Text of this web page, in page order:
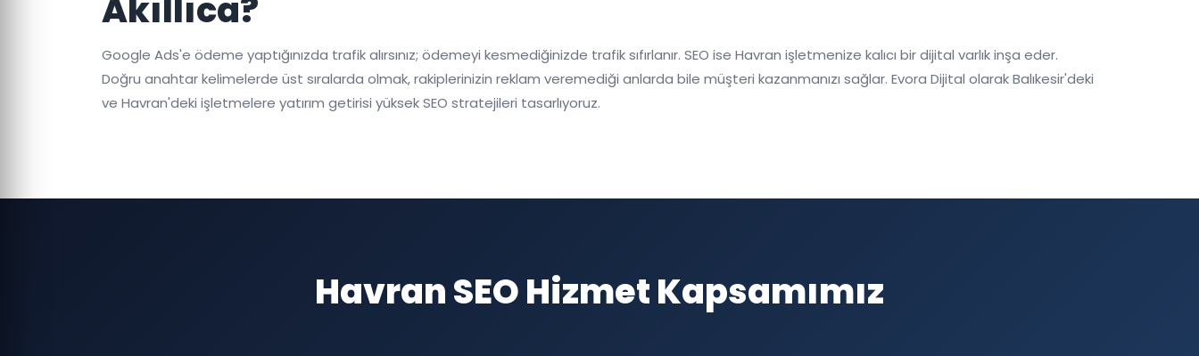
Akıllıca?
Google Ads'e ödeme yaptığınızda trafik alırsınız; ödemeyi kesmediğinizde trafik sıfırlanır. SEO ise Havran işletmenize kalıcı bir dijital varlık inşa eder.
Doğru anahtar kelimelerde üst sıralarda olmak, rakiplerinizin reklam veremediği anlarda bile müşteri kazanmanızı sağlar. Evora Dijital olarak Balıkesir'deki
ve Havran'deki işletmelere yatırım getirisi yüksek SEO stratejileri tasarlıyoruz.
Havran SEO Hizmet Kapsamımız